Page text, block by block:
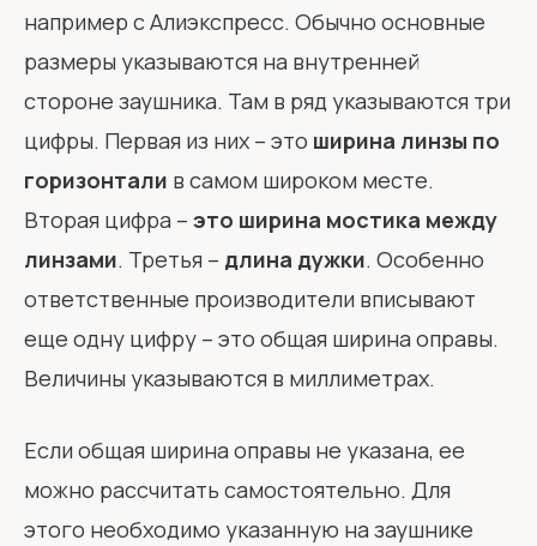
например с Алиэкспресс. Обычно основные
размеры указываются на внутренней
стороне заушника. Там в ряд указываются три
цифры. Первая из них – это ширина линзы по
горизонтали в самом широком месте.
Вторая цифра – это ширина мостика между
линзами. Третья – длина дужки. Особенно
ответственные производители вписывают
еще одну цифру – это общая ширина оправы.
Величины указываются в миллиметрах.
Если общая ширина оправы не указана, ее
можно рассчитать самостоятельно. Для
этого необходимо указанную на заушнике